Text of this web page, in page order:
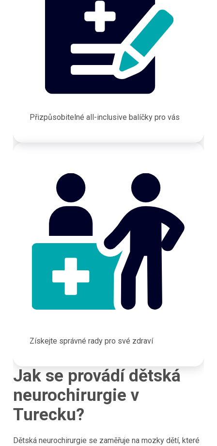
Přizpůsobitelné all-inclusive balíčky pro vás
Získejte správné rady pro své zdraví
Jak se provádí dětská
neurochirurgie v
Turecku?
Dětská neurochirurgie se zaměřuje na mozky dětí, které